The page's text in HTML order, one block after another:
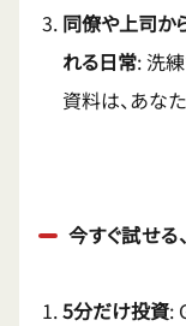
同僚や上司か
れる日常: 洗
資料は、あな
今すぐ試せる
5分だけ投資: